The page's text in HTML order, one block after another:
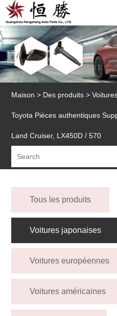
Maison > Des produits >
Toyota Pièces authentiques
Land Cruiser, LX450D / 570
Tous les produits
Voitures japonaises
Voitures européennes
Voitures américaines